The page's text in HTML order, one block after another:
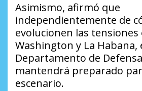
Asimismo, afirmó que
independientemente de
evolucionen las
Washington y La Habana,
Departamento de
mantendrá preparado
escenario.